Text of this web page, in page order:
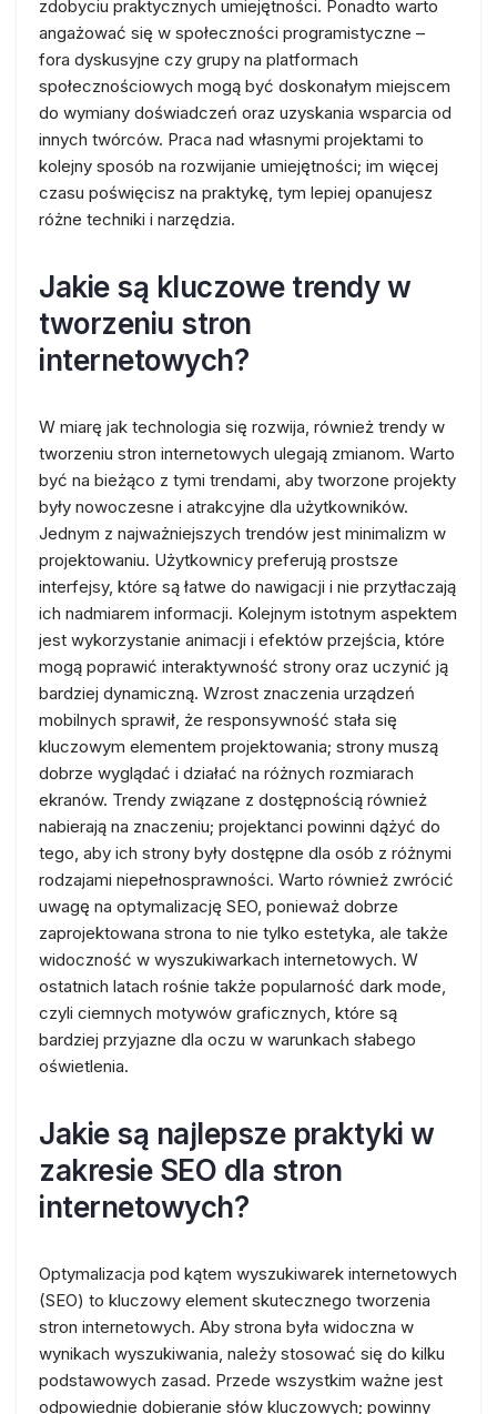
zdobyciu praktycznych umiejętności. Ponadto warto
angażować się w społeczności programistyczne –
fora dyskusyjne czy grupy na platformach
społecznościowych mogą być doskonałym miejscem
do wymiany doświadczeń oraz uzyskania wsparcia od
innych twórców. Praca nad własnymi projektami to
kolejny sposób na rozwijanie umiejętności; im więcej
czasu poświęcisz na praktykę, tym lepiej opanujesz
różne techniki i narzędzia.
Jakie są kluczowe trendy w
tworzeniu stron
internetowych?
W miarę jak technologia się rozwija, również trendy w
tworzeniu stron internetowych ulegają zmianom. Warto
być na bieżąco z tymi trendami, aby tworzone projekty
były nowoczesne i atrakcyjne dla użytkowników.
Jednym z najważniejszych trendów jest minimalizm w
projektowaniu. Użytkownicy preferują prostsze
interfejsy, które są łatwe do nawigacji i nie przytłaczają
ich nadmiarem informacji. Kolejnym istotnym aspektem
jest wykorzystanie animacji i efektów przejścia, które
mogą poprawić interaktywność strony oraz uczynić ją
bardziej dynamiczną. Wzrost znaczenia urządzeń
mobilnych sprawił, że responsywność stała się
kluczowym elementem projektowania; strony muszą
dobrze wyglądać i działać na różnych rozmiarach
ekranów. Trendy związane z dostępnością również
nabierają na znaczeniu; projektanci powinni dążyć do
tego, aby ich strony były dostępne dla osób z różnymi
rodzajami niepełnosprawności. Warto również zwrócić
uwagę na optymalizację SEO, ponieważ dobrze
zaprojektowana strona to nie tylko estetyka, ale także
widoczność w wyszukiwarkach internetowych. W
ostatnich latach rośnie także popularność dark mode,
czyli ciemnych motywów graficznych, które są
bardziej przyjazne dla oczu w warunkach słabego
oświetlenia.
Jakie są najlepsze praktyki w
zakresie SEO dla stron
internetowych?
Optymalizacja pod kątem wyszukiwarek internetowych
(SEO) to kluczowy element skutecznego tworzenia
stron internetowych. Aby strona była widoczna w
wynikach wyszukiwania, należy stosować się do kilku
podstawowych zasad. Przede wszystkim ważne jest
odpowiednie dobieranie słów kluczowych; powinny